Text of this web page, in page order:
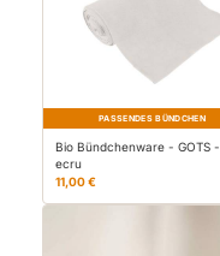
PASSENDES BÜNDCHEN
Bio Bündchenware - GOTS -
ecru
11,00 €